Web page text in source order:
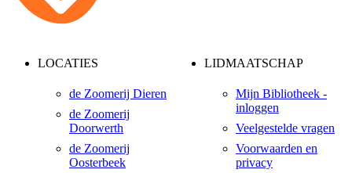
LOCATIES
de Zoomerij Dieren
de Zoomerij
Doorwerth
de Zoomerij
Oosterbeek
LIDMAATSCHAP
Mijn Bibliotheek -
inloggen
Veelgestelde vragen
Voorwaarden en
privacy